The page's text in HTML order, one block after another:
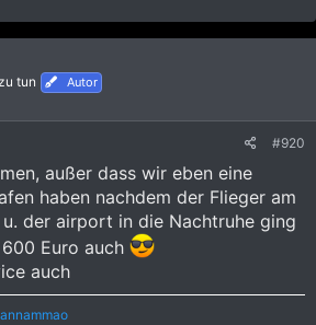
tun Autor
#920
außer dass wir eben eine
haben nachdem der Flieger am
der airport in die Nachtruhe ging
Euro auch
auch